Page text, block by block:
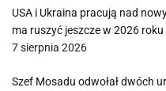
USA i Ukraina pracują nad
ma ruszyć jeszcze w 2026 roku
7 sierpnia 2026
Szef Mosadu odwołał dwóch